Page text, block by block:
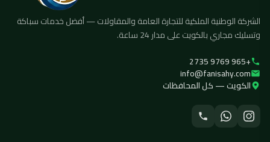
الشركة الوطنية الملكية للتجارة العامة والمقاولات — أفضل خدمات سباكة
وتسليك مجاري بالكويت على مدار 24 ساعة.
+965 9769 2735
info@fanisahy.com
الكويت — كل المحافظات